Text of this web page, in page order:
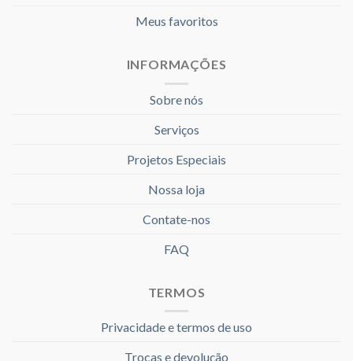
Meus favoritos
INFORMAÇÕES
Sobre nós
Serviços
Projetos Especiais
Nossa loja
Contate-nos
FAQ
TERMOS
Privacidade e termos de uso
Trocas e devolução